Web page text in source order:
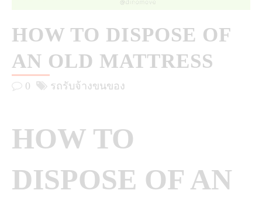
HOW TO DISPOSE OF
AN OLD MATTRESS
0 รถรับจ้างขนของ
HOW TO
DISPOSE OF AN